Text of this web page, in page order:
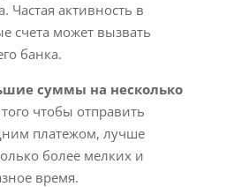
Частая активность в
счета может вызвать
банка.
суммы на несколько
чтобы отправить
платежом, лучше
более мелких и
время.